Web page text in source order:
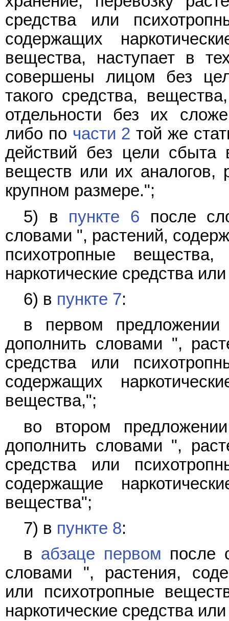
средства или
содержащих
вещества, наступает в
совершены лицом без
такого средства,
отдельности без их
либо по части 2 той же
действий без цели сбыта
веществ или их аналогов,
крупном размере.";
5) в пункте 6 после
словами ", растений,
психотропные
наркотические средства
6) в пункте 7:
в первом
дополнить словами ",
средства или
содержащих
вещества,";
во втором
дополнить словами ",
средства или
содержащие
вещества";
7) в пункте 8:
в абзаце первом после
словами ", растения,
или психотропные
наркотические средства